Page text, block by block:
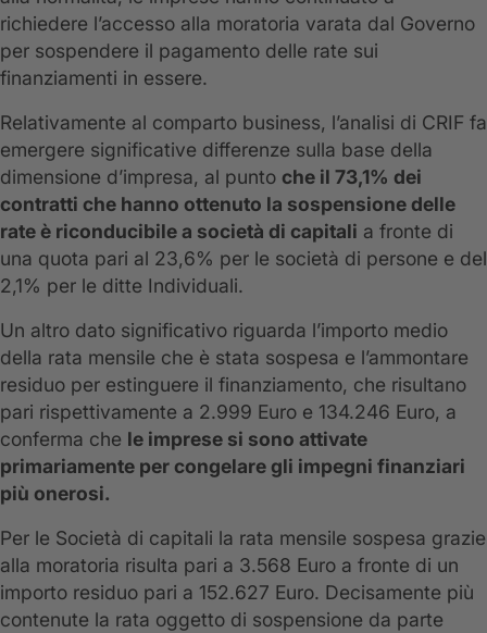
richiedere l’accesso alla moratoria varata dal Governo
per sospendere il pagamento delle rate sui
finanziamenti in essere.
Relativamente al comparto business, l’analisi di CRIF fa
emergere significative differenze sulla base della
dimensione d’impresa, al punto che il 73,1% dei
contratti che hanno ottenuto la sospensione delle
rate è riconducibile a società di capitali a fronte di
una quota pari al 23,6% per le società di persone e del
2,1% per le ditte Individuali.
Un altro dato significativo riguarda l’importo medio
della rata mensile che è stata sospesa e l’ammontare
residuo per estinguere il finanziamento, che risultano
pari rispettivamente a 2.999 Euro e 134.246 Euro, a
conferma che le imprese si sono attivate
primariamente per congelare gli impegni finanziari
più onerosi.
Per le Società di capitali la rata mensile sospesa grazie
alla moratoria risulta pari a 3.568 Euro a fronte di un
importo residuo pari a 152.627 Euro. Decisamente più
contenute la rata oggetto di sospensione da parte